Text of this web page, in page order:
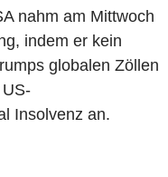
nahm am Mittwoch
indem er kein
globalen Zöllen
Insolvenz an.